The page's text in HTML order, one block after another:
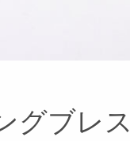
グブレス